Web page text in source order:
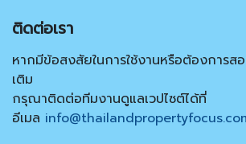
ติดต่อเรา
หากมีข้อสงสัยในการใช้งานหรือต้องการส
เติม
กรุณาติดต่อทีมงานดูแลเวปไซต์ได้ที่
อีเมล